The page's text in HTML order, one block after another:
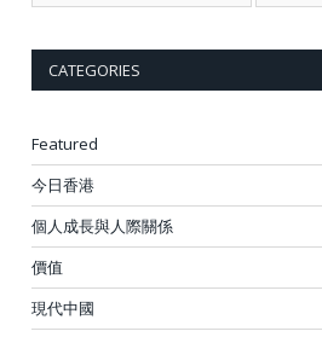
CATEGORIES
Featured
今日香港
個人成長與人際關係
價值
現代中國